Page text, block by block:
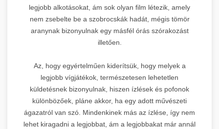
legjobb alkotásokat, ám sok olyan film létezik, amely
nem zsebelte be a szobrocskák hadát, mégis tömör
aranynak bizonyulnak egy másfél órás szórakozást
illetően.
Az, hogy egyértelműen kiderítsük, hogy melyek a
legjobb vígjátékok, természetesen lehetetlen
küldetésnek bizonyulnak, hiszen ízlések és pofonok
különbözőek, pláne akkor, ha egy adott művészeti
ágazatról van szó. Mindenkinek más az ízlése, így nem
lehet kiragadni a legjobbat, ám a legjobbakat már annál